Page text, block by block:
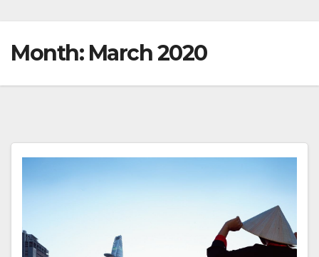
Month: March 2020